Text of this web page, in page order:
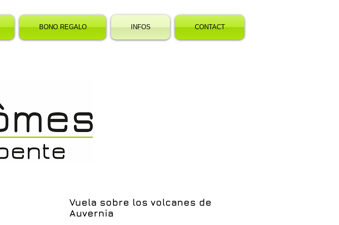
BONO REGALO INFOS CONTACT
Vuela sobre los volcanes de
Auvernia